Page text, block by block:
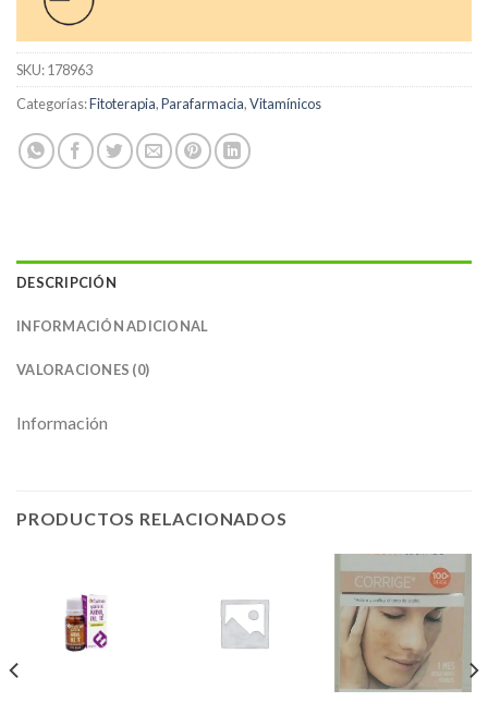
SKU:178963
Categorías:Fitoterapia,Parafarmacia,Vitamínicos
DESCRIPCIÓN
INFORMACIÓN ADICIONAL
VALORACIONES (0)
Información
PRODUCTOS RELACIONADOS